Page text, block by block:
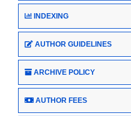
INDEXING
AUTHOR GUIDELINES
ARCHIVE POLICY
AUTHOR FEES